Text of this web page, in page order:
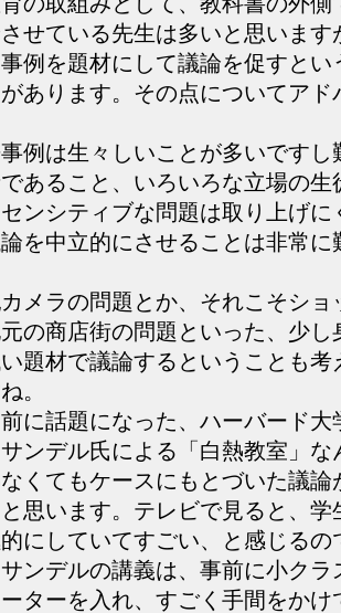
せている先生は多いと思います
例を題材にして議論を促すとい
あります。その点についてアド
例は生々しいことが多いですし
あること、いろいろな立場の生
ンシティブな問題は取り上げに
を中立的にさせることは非常に
メラの問題とか、それこそショ
の商店街の問題といった、少し
題材で議論するということも考
。
に話題になった、ハーバード大
ンデル氏による「白熱教室」な
くてもケースにもとづいた議論
思います。テレビで見ると、学
にしていてすごい、と感じるの
ンデルの講義は、事前に小クラ
ターを入れ、すごく手間をかけ